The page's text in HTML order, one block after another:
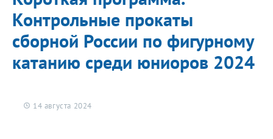
Контрольные прокаты
сборной России по фигурному
катанию среди юниоров 2024
14 августа 2024